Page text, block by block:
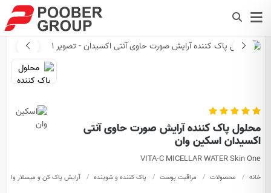
محلول پاک کننده آرایش صورت حاوی آنتی
اکسیدان اسکین وان
VITA-C MICELLAR WATER Skin One
خانه محصولات مراقبت پوست پاک کننده و شوینده آرایش پاک کن و میسلار واتر